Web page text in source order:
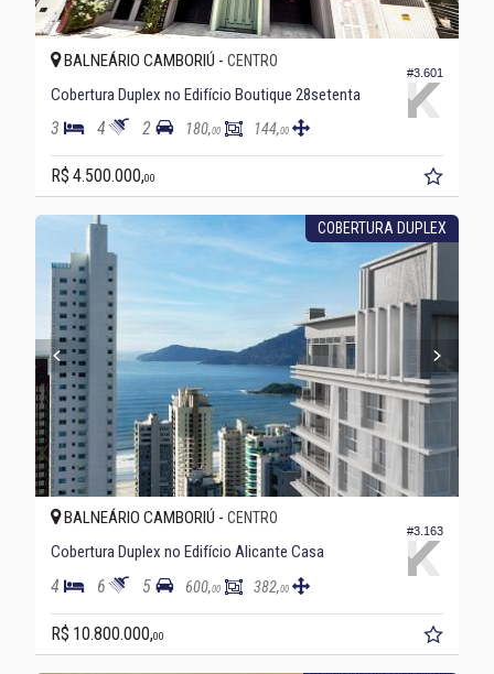
#3.601
BALNEÁRIO CAMBORIÚ - CENTRO
Cobertura Duplex no Edifício Boutique 28setenta
3 4 2 180,00 144,00
R$ 4.500.000,00
COBERTURA DUPLEX
#3.163
BALNEÁRIO CAMBORIÚ - CENTRO
Cobertura Duplex no Edifício Alicante Casa
4 6 5 600,00 382,00
R$ 10.800.000,00